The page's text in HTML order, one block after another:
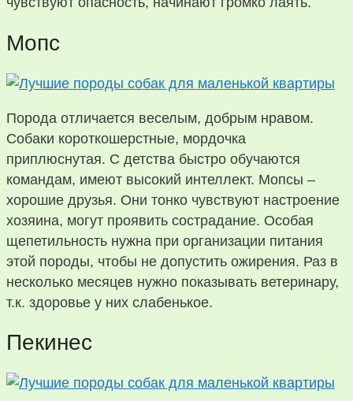
Мопс
Порода отличается веселым, добрым нравом.
Собаки короткошерстные, мордочка
приплюснутая. С детства быстро обучаются
командам, имеют высокий интеллект. Мопсы –
хорошие друзья. Они тонко чувствуют настроение
хозяина, могут проявить сострадание. Особая
щепетильность нужна при организации питания
этой породы, чтобы не допустить ожирения. Раз в
несколько месяцев нужно показывать ветеринару,
т.к. здоровье у них слабенькое.
Пекинес